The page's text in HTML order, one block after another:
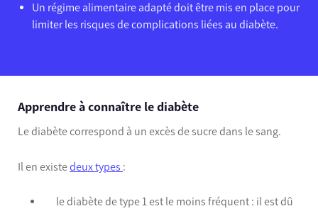
Un régime alimentaire adapté doit être mis en place pour
limiter les risques de complications liées au diabète.
Apprendre à connaître le diabète
Le diabète correspond à un excès de sucre dans le sang.
Il en existedeux types :
le diabète de type 1 est le moins fréquent : il est dû